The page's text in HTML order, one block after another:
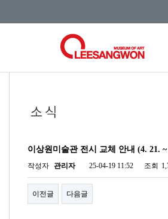
이상원미술관 전시 교체 안내 (4. 21. ~
작성자 관리자 25-04-19 11:52 조회
이전글 다음글